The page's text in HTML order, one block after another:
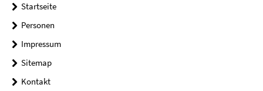
Startseite
Personen
Impressum
Sitemap
Kontakt